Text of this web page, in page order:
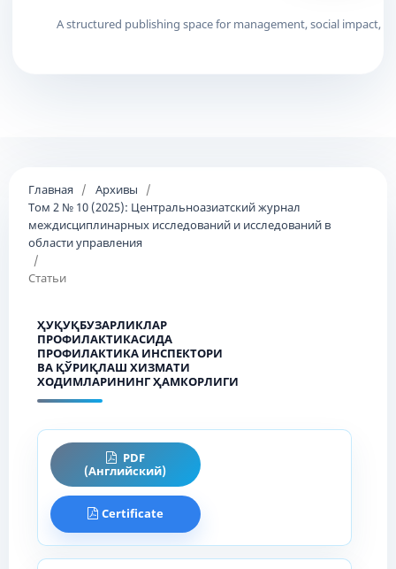
Главная / Архивы
/
Том 2 № 10 (2025): Центральноазиатский журнал
междисциплинарных исследований и исследований в
области управления
/
Статьи
ҲУҚУҚБУЗАРЛИКЛАР
ПРОФИЛАКТИКАСИДА
ПРОФИЛАКТИКА ИНСПЕКТОРИ
ВА ҚЎРИҚЛАШ ХИЗМАТИ
ХОДИМЛАРИНИНГ ҲАМКОРЛИГИ
PDF
(Английский)
Certificate